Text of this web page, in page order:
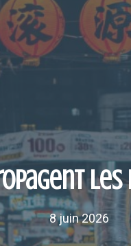
8 juin 2026